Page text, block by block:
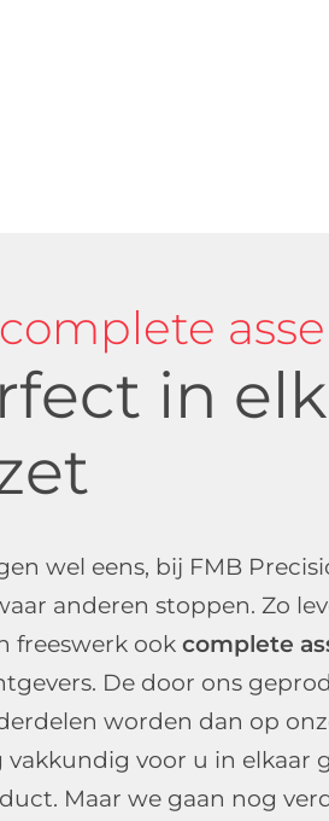
in
wel eens, bij FMB
anderen stoppen. Zo
freeswerk ook complete
De door ons
worden dan op
vakkundig voor u in elkaar
Maar we gaan nog